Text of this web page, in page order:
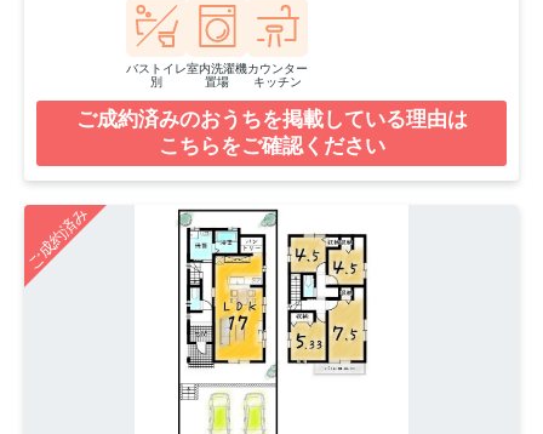
バストイレ
別
室内洗濯機
置場
カウンター
キッチン
ご成約済みのおうちを掲載している理由は
こちらをご確認ください
ご成約済み